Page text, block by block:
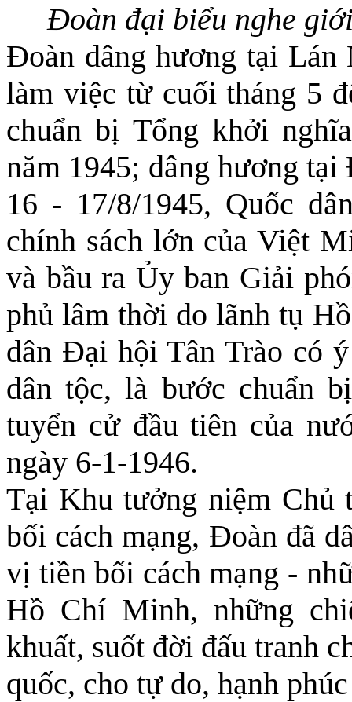
Đoàn đại biểu nghe
Đoàn dâng hương tại Lán
làm việc từ cuối tháng 5
chuẩn bị Tổng khởi
năm 1945; dâng hương
16 - 17/8/1945, Quốc
chính sách lớn của Việt
và bầu ra Ủy ban Giải
phủ lâm thời do lãnh tụ
dân Đại hội Tân Trào có
dân tộc, là bước chuẩn
tuyển cử đầu tiên của
ngày 6-1-1946.
Tại Khu tưởng niệm
bối cách mạng, Đoàn đã
vị tiền bối cách mạng -
Hồ Chí Minh, những
khuất, suốt đời đấu tranh
quốc, cho tự do, hạnh